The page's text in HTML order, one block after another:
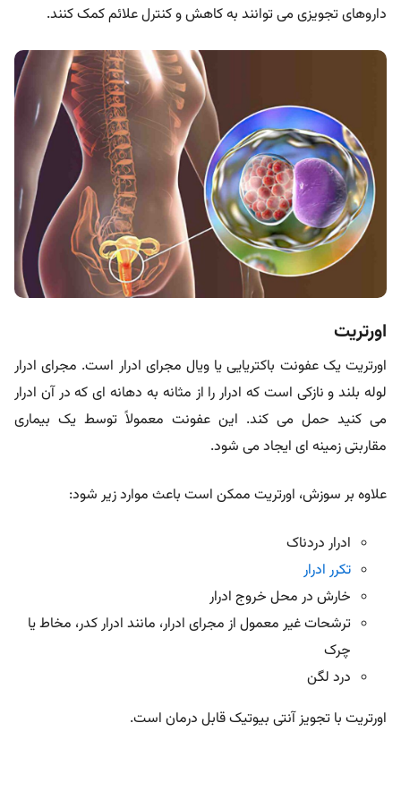
داروهای تجویزی می توانند به کاهش و کنترل علائم کمک کنند.
اورتریت
اورتریت یک عفونت باکتریایی یا ویال مجرای ادرار است. مجرای ادرار
لوله بلند و نازکی است که ادرار را از مثانه به دهانه ای که در آن ادرار
می کنید حمل می کند. این عفونت معمولاً توسط یک بیماری
مقاربتی زمینه ای ایجاد می شود.
علاوه بر سوزش، اورتریت ممکن است باعث موارد زیر شود:
ادرار دردناک
تکرر ادرار
خارش در محل خروج ادرار
ترشحات غیر معمول از مجرای ادرار، مانند ادرار کدر، مخاط یا
چرک
درد لگن
اورتریت با تجویز آنتی بیوتیک قابل درمان است.